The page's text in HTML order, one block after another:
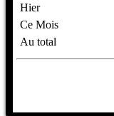
Hier
Ce Mois
Au total